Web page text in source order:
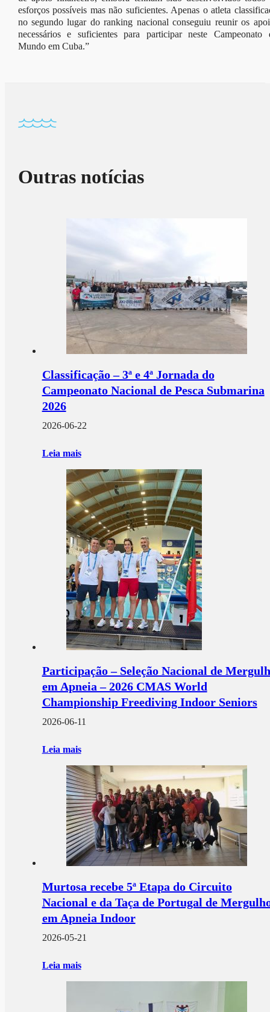
esforços possíveis mas não suficientes. Apenas o atleta
no segundo lugar do ranking nacional conseguiu reunir os
necessários e suficientes para participar neste Campeonato
Mundo em Cuba.”
Outras notícias
Classificação – 3ª e 4ª Jornada do
Campeonato Nacional de Pesca Submarina
2026
2026-06-22
Leia mais
Participação – Seleção Nacional de
em Apneia – 2026 CMAS World
Championship Freediving Indoor Seniors
2026-06-11
Leia mais
Murtosa recebe 5ª Etapa do Circuito
Nacional e da Taça de Portugal de
em Apneia Indoor
2026-05-21
Leia mais